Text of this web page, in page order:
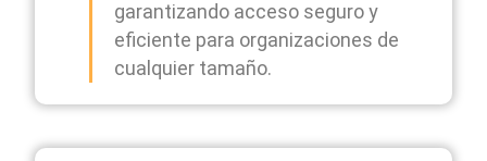
garantizando acceso seguro y
eficiente para organizaciones de
cualquier tamaño.